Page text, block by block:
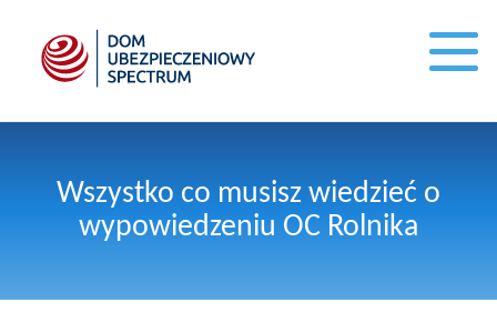
Wszystko co musisz wiedzieć o
wypowiedzeniu OC Rolnika